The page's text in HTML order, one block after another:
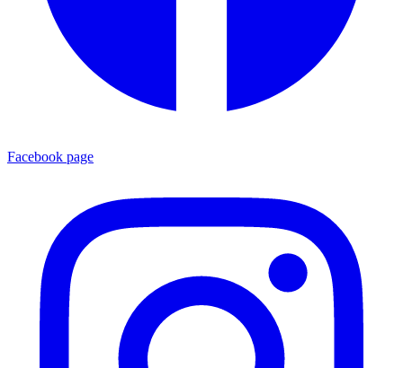
Facebook page